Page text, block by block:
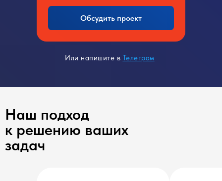
Или напишите в Телеграм
Обсудить проект
Наш подход
к решению ваших
задач